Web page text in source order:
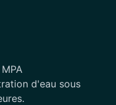
d'eau sous